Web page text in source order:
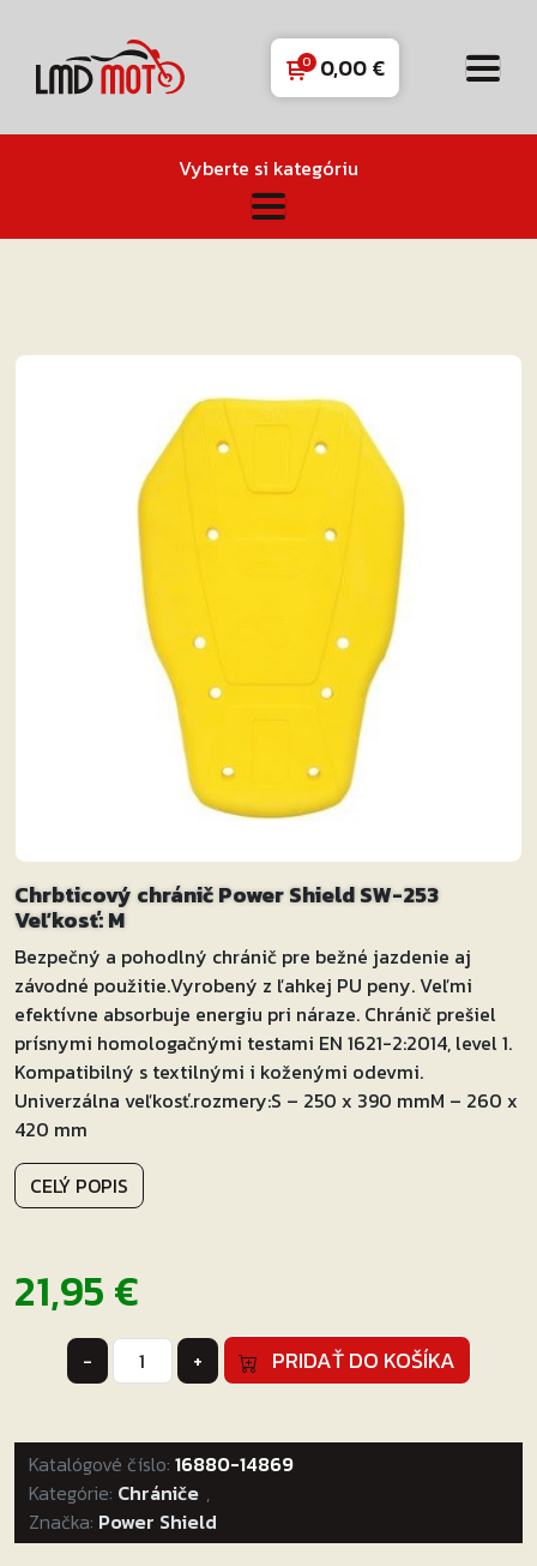
0,00€
Vyberte si kategóriu
Chrbticový chránič Power Shield SW-253
Veľkosť: M
Bezpečný a pohodlný chránič pre bežné jazdenie aj
závodné použitie.Vyrobený z ľahkej PU peny. Veľmi
efektívne absorbuje energiu pri náraze. Chránič prešiel
prísnymi homologačnými testami EN 1621-2:2014, level 1.
Kompatibilný s textilnými i koženými odevmi.
Univerzálna veľkosť.rozmery:S – 250 x 390 mmM – 260 x
420 mm
CELÝ POPIS
21,95€
-
množstvo
Chrbticový
Power
Shield
SW-
253
Veľkosť:
+ PRIDAŤ DO KOŠÍKA
Katalógové číslo: 16880-14869
Kategórie: Chrániče ,
Značka: Power Shield